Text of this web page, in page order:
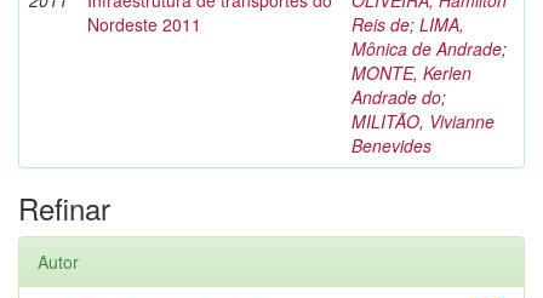
Nordeste 2011
Reis de; LIMA,
Mônica de Andrade;
MONTE, Kerlen
Andrade do;
MILITÃO, Vivianne
Benevides
Refinar
Autor